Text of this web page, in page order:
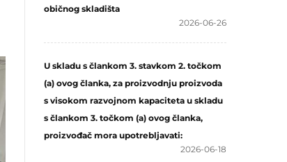
običnog skladišta
2026-06-26
U skladu s člankom 3. stavkom 2. točkom
(a) ovog članka, za proizvodnju proizvoda
s visokom razvojnom kapaciteta u skladu
s člankom 3. točkom (a) ovog članka,
proizvođač mora upotrebljavati:
2026-06-18